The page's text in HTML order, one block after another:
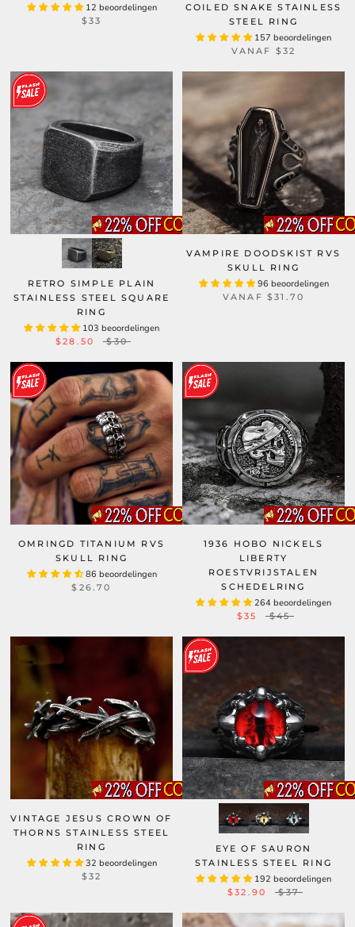
12 beoordelingen
$33
COILED SNAKE STAINLESS
STEEL RING
157 beoordelingen
VANAF $32
RETRO SIMPLE PLAIN
STAINLESS STEEL SQUARE
RING
103 beoordelingen
$28.50 $30
VAMPIRE DOODSKIST RVS
SKULL RING
96 beoordelingen
VANAF $31.70
OMRINGD TITANIUM RVS
SKULL RING
86 beoordelingen
$26.70
1936 HOBO NICKELS
LIBERTY
ROESTVRIJSTALEN
SCHEDELRING
264 beoordelingen
$35 $45
VINTAGE JESUS CROWN OF
THORNS STAINLESS STEEL
RING
32 beoordelingen
$32
EYE OF SAURON
STAINLESS STEEL RING
192 beoordelingen
$32.90 $37